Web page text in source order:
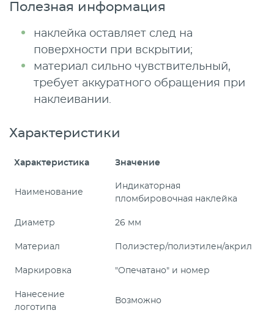
Полезная информация
наклейка оставляет след на
поверхности при вскрытии;
материал сильно чувствительный,
требует аккуратного обращения при
наклеивании.
Характеристики
Характеристика Значение
Наименование
Индикаторная
пломбировочная наклейка
Диаметр 26 мм
Материал Полиэстер/полиэтилен/акрил
Маркировка "Опечатано" и номер
Нанесение
логотипа
Возможно